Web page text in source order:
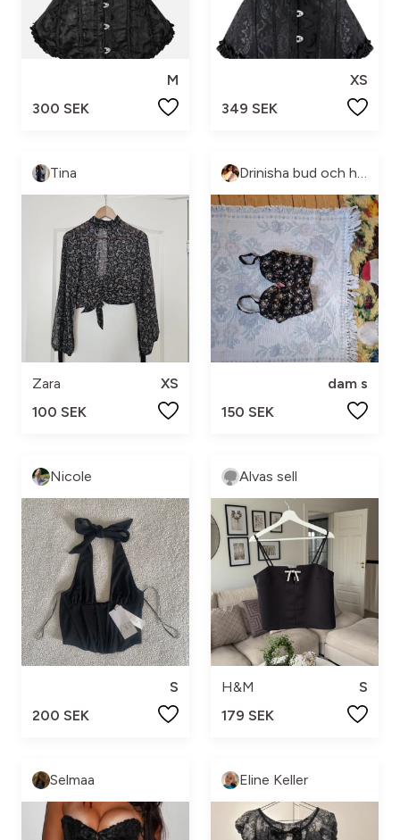
M
300 SEK
XS
349 SEK
Tina
Zara
XS
100 SEK
dam s
150 SEK
Nicole
S
200 SEK
Alvas sell
H&M
S
179 SEK
Selmaa Eline Keller